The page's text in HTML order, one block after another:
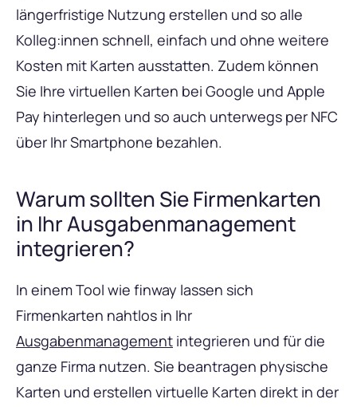
längerfristige Nutzung erstellen und so alle
Kolleg:innen schnell, einfach und ohne weitere
Kosten mit Karten ausstatten. Zudem können
Sie Ihre virtuellen Karten bei Google und Apple
Pay hinterlegen und so auch unterwegs per NFC
über Ihr Smartphone bezahlen.
Warum sollten Sie Firmenkarten
in Ihr Ausgabenmanagement
integrieren?
In einem Tool wie finway lassen sich
Firmenkarten nahtlos in Ihr
Ausgabenmanagement integrieren und für die
ganze Firma nutzen. Sie beantragen physische
Karten und erstellen virtuelle Karten direkt in der